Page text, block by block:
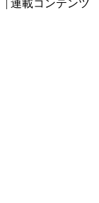
連載コンテンツ